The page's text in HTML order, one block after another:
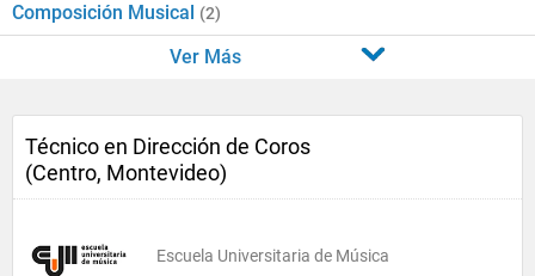
Composición Musical (2)
Ver Más
Técnico en Dirección de Coros
(Centro, Montevideo)
Escuela Universitaria de Música